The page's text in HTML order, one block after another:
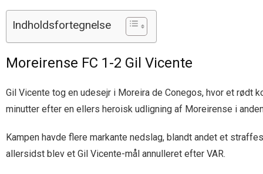
Indholdsfortegnelse
Moreirense FC 1-2 Gil Vicente
Gil Vicente tog en udesejr i Moreira de Conegos, hvor et
minutter efter en ellers heroisk udligning af Moreirense i
Kampen havde flere markante nedslag, blandt andet et
allersidst blev et Gil Vicente-mål annulleret efter VAR.